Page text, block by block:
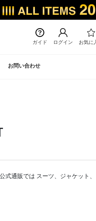
ガイド ログイン お気に
お問い合わせ
式通販では スーツ、ジャケット